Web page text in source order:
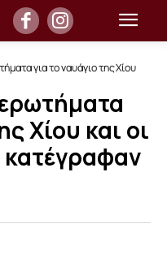
για το ναυάγιο της Χίου
Χίου και οι
κατέγραφαν